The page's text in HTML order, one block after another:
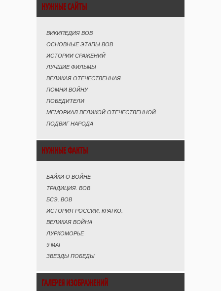
НУЖНЫЕ САЙТЫ
ВИКИПЕДИЯ ВОВ
ОСНОВНЫЕ ЭТАПЫ ВОВ
ИСТОРИИ СРАЖЕНИЙ
ЛУЧШИЕ ФИЛЬМЫ
ВЕЛИКАЯ ОТЕЧЕСТВЕННАЯ
ПОМНИ ВОЙНУ
ПОБЕДИТЕЛИ
МЕМОРИАЛ ВЕЛИКОЙ ОТЕЧЕСТВЕННОЙ
ПОДВИГ НАРОДА
НУЖНЫЕ ФАКТЫ
БАЙКИ О ВОЙНЕ
ТРАДИЦИЯ. ВОВ
БСЭ. ВОВ
ИСТОРИЯ РОССИИ. КРАТКО.
ВЕЛИКАЯ ВОЙНА
ЛУРКОМОРЬЕ
9 MAI
ЗВЕЗДЫ ПОБЕДЫ
ГАЛЕРЕЯ ИЗОБРАЖЕНИЙ